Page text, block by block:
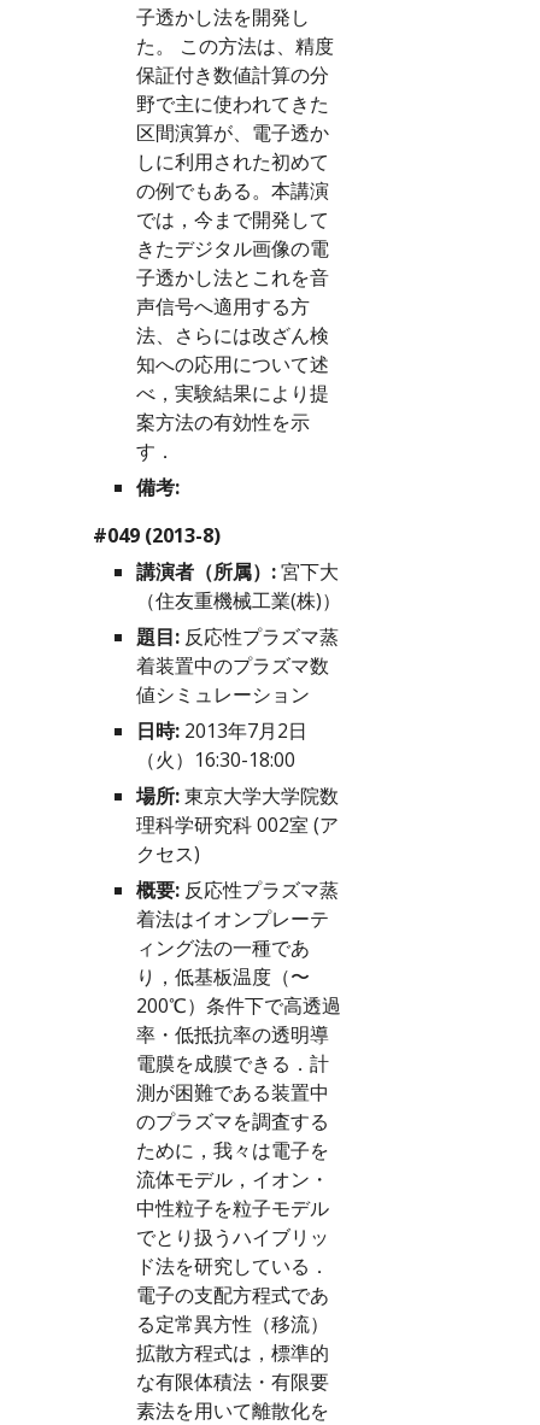
子透かし法を開発し
た。 この方法は、精度
保証付き数値計算の分
野で主に使われてきた
区間演算が、電子透か
しに利用された初めて
の例でもある。本講演
では，今まで開発して
きたデジタル画像の電
子透かし法とこれを音
声信号へ適用する方
法、さらには改ざん検
知への応用について述
べ，実験結果により提
案方法の有効性を示
す．
備考:
#049 (2013-8)
講演者（所属）: 宮下大
（住友重機械工業(株)）
題目: 反応性プラズマ蒸
着装置中のプラズマ数
値シミュレーション
日時: 2013年7月2日
（火）16:30-18:00
場所: 東京大学大学院数
理科学研究科 002室 (ア
クセス)
概要: 反応性プラズマ蒸
着法はイオンプレーテ
ィング法の一種であ
り，低基板温度（〜
200℃）条件下で高透過
率・低抵抗率の透明導
電膜を成膜できる．計
測が困難である装置中
のプラズマを調査する
ために，我々は電子を
流体モデル，イオン・
中性粒子を粒子モデル
でとり扱うハイブリッ
ド法を研究している．
電子の支配方程式であ
る定常異方性（移流）
拡散方程式は，標準的
な有限体積法・有限要
素法を用いて離散化を